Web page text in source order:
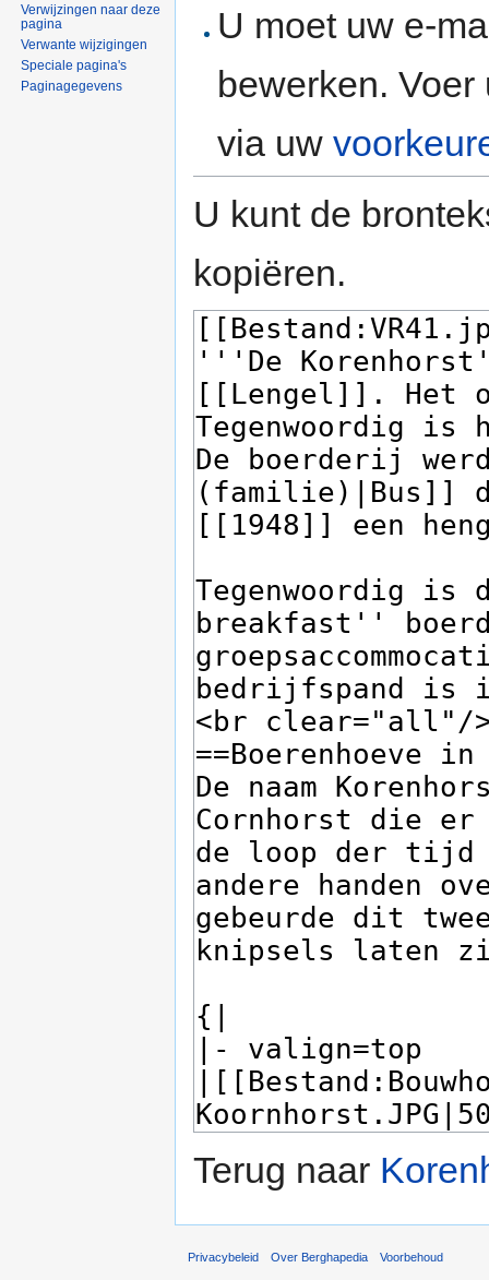
U moet uw e-
bewerken.
via uw
U kunt de
kopiëren.
Terug naar
Verwijzingen naar deze
pagina
Verwante wijzigingen
Speciale pagina's
Paginagegevens
Privacybeleid Over Berghapedia Voorbehoud